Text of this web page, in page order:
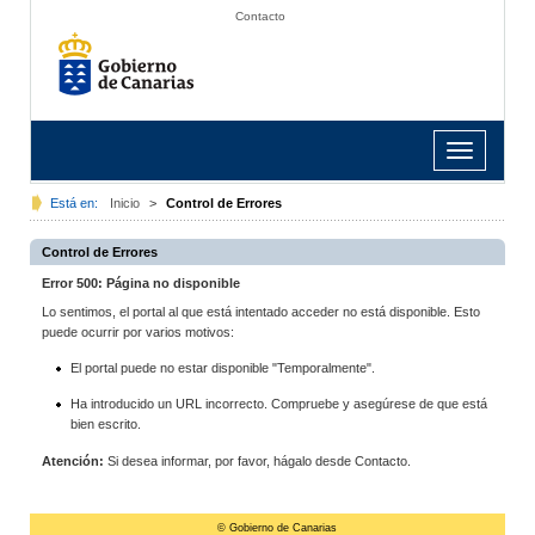
Contacto
Toggle
navigation
Está en: Inicio > Control de Errores
Control de Errores
Error 500: Página no disponible
Lo sentimos, el portal al que está intentado acceder no está disponible. Esto
puede ocurrir por varios motivos:
El portal puede no estar disponible "Temporalmente".
Ha introducido un URL incorrecto. Compruebe y asegúrese de que está
bien escrito.
Atención: Si desea informar, por favor, hágalo desde Contacto.
© Gobierno de Canarias